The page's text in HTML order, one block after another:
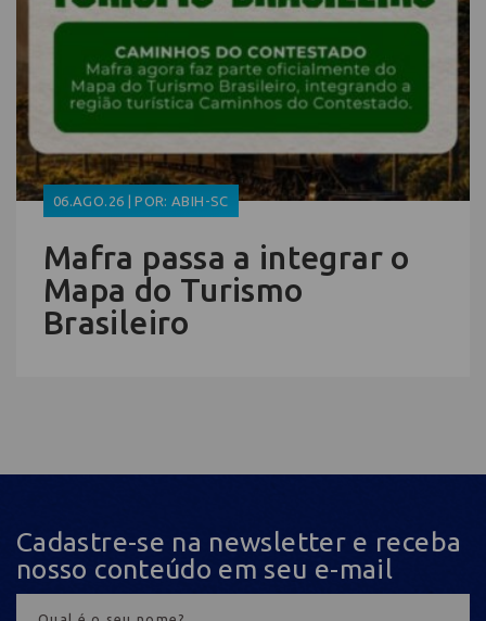
06.AGO.26 | POR: ABIH-SC
Mafra passa a integrar o
Mapa do Turismo
Brasileiro
Cadastre-se na newsletter e receba
nosso conteúdo em seu e-mail